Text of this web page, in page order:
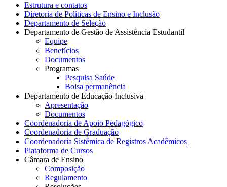
Estrutura e contatos
Diretoria de Políticas de Ensino e Inclusão
Departamento de Seleção
Departamento de Gestão de Assistência Estudantil
Equipe
Benefícios
Documentos
Programas
Pesquisa Saúde
Bolsa permanência
Departamento de Educação Inclusiva
Apresentação
Documentos
Coordenadoria de Apoio Pedagógico
Coordenadoria de Graduação
Coordenadoria Sistêmica de Registros Acadêmicos
Plataforma de Cursos
Câmara de Ensino
Composição
Regulamento